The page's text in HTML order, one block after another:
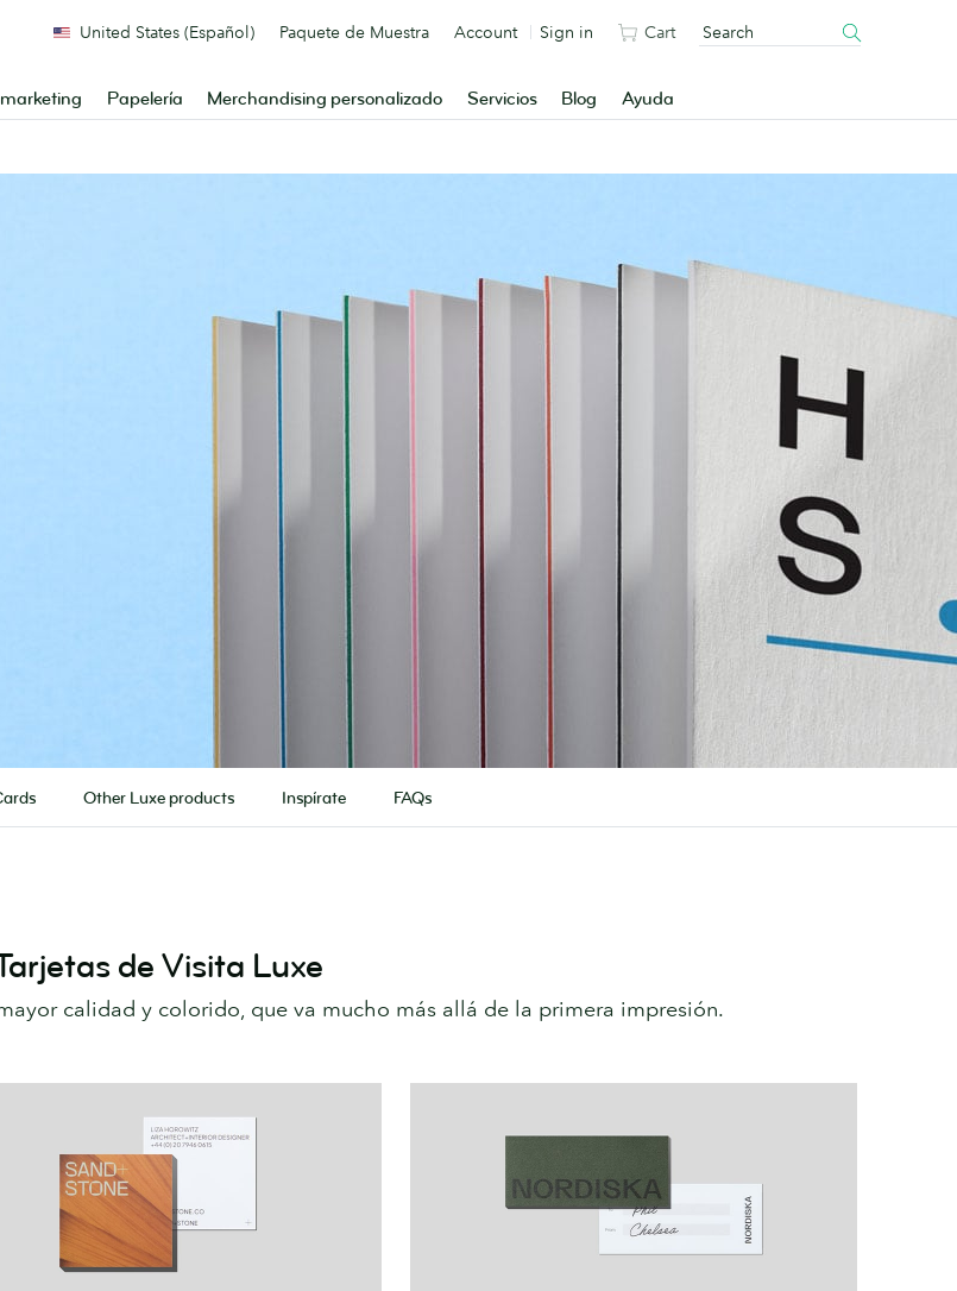
Papelería Merchandising personalizado Servicios Blog Ayuda
United States (Español) Paquete de Muestra Account Sign in Cart
Other Luxe products Inspírate FAQs
de Visita Luxe
calidad y colorido, que va mucho más allá de la primera impresión.